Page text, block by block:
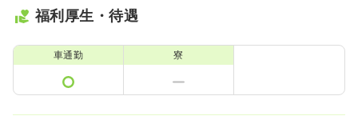
福利厚生・待遇
車通勤 寮